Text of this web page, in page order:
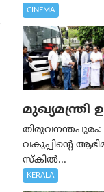
CINEMA
തിരുവനന്തപുരം:
വകുപ്പിന്റെ
സ്കിൽ...
KERALA